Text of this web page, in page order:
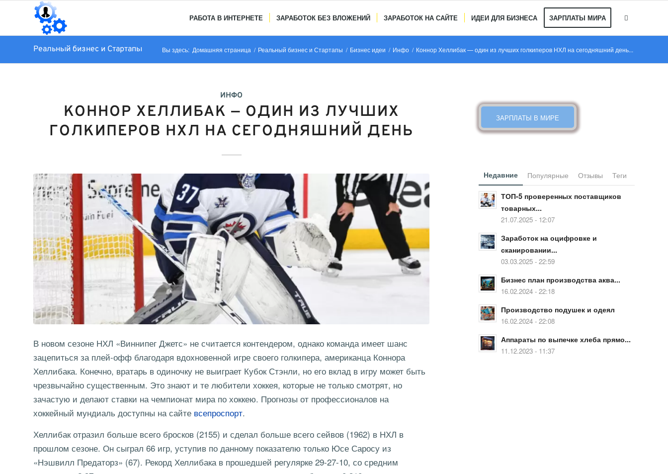
РАБОТА В ИНТЕРНЕТЕ ЗАРАБОТОК БЕЗ ВЛОЖЕНИЙ ЗАРАБОТОК НА САЙТЕ ИДЕИ ДЛЯ БИЗНЕСА ЗАРПЛАТЫ МИРА
Реальный бизнес и Стартапы Вы здесь: Домашняя страница / Реальный бизнес и Стартапы / Бизнес идеи / Инфо / Коннор Хеллибак — один из лучших голкиперов НХЛ на сегодняшний день...
ИНФО
КОННОР ХЕЛЛИБАК — ОДИН ИЗ ЛУЧШИХ
ГОЛКИПЕРОВ НХЛ НА СЕГОДНЯШНИЙ ДЕНЬ
В новом сезоне НХЛ «Виннипег Джетс» не считается контендером, однако команда имеет шанс
зацепиться за плей-офф благодаря вдохновенной игре своего голкипера, американца Коннора
Хеллибака. Конечно, вратарь в одиночку не выиграет Кубок Стэнли, но его вклад в игру может быть
чрезвычайно существенным. Это знают и те любители хоккея, которые не только смотрят, но
зачастую и делают ставки на чемпионат мира по хоккею. Прогнозы от профессионалов на
хоккейный мундиаль доступны на сайте всепроспорт.
Хеллибак отразил больше всего бросков (2155) и сделал больше всего сейвов (1962) в НХЛ в
прошлом сезоне. Он сыграл 66 игр, уступив по данному показателю только Юсе Саросу из
«Нэшвилл Предаторз» (67). Рекорд Хеллибака в прошедшей регулярке 29-27-10, со средним
ЗАРПЛАТЫ В МИРЕ
Недавние Популярные Отзывы Теги
ТОП-5 проверенных поставщиков
товарных...
21.07.2025 - 12:07
Заработок на оцифровке и
сканировании...
03.03.2025 - 22:59
Бизнес план производства аква...
16.02.2024 - 22:18
Производство подушек и одеял
16.02.2024 - 22:08
Аппараты по выпечке хлеба прямо...
11.12.2023 - 11:37